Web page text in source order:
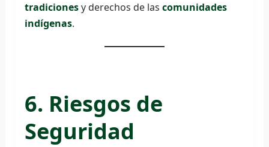
tradicionesy derechos de las comunidades
indígenas.
6. Riesgos de
Seguridad